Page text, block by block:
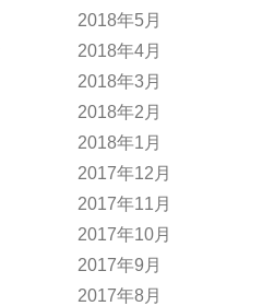
2018年5月
2018年4月
2018年3月
2018年2月
2018年1月
2017年12月
2017年11月
2017年10月
2017年9月
2017年8月